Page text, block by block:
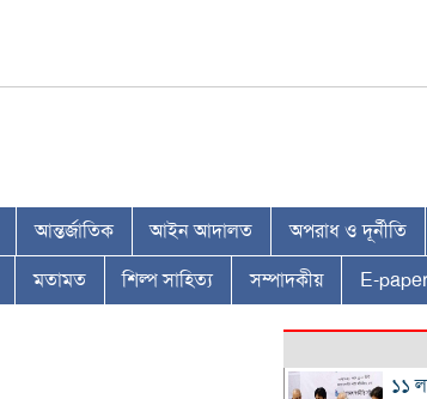
আন্তর্জাতিক আইন আদালত অপরাধ ও দূর্নীতি
মতামত শিল্প সাহিত্য সম্পাদকীয় E-paper
১১